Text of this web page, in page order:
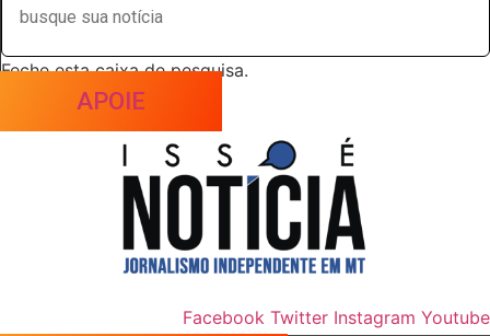
Feche esta caixa de pesquisa.
APOIE
Facebook Twitter Instagram Youtube